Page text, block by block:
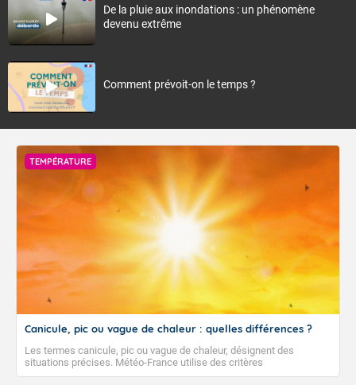
De la pluie aux inondations : un phénomène
devenu extrême
Comment prévoit-on le temps ?
TEMPÉRATURE
Canicule, pic ou vague de chaleur : quelles différences ?
Les termes canicule, pic ou vague de chaleur, désignent des
situations précises. Météo-France utilise des critères
climatologiques pour évaluer et qualifier les épisodes de chaleur qui